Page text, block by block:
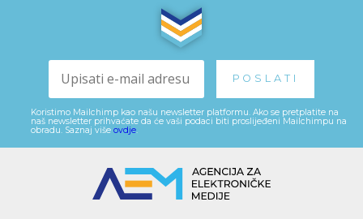
Koristimo Mailchimp kao našu newsletter platformu. Ako se pretplatite na
naš newsletter prihvaćate da će vaši podaci biti proslijeđeni Mailchimpu na
obradu. Saznaj više ovdje.